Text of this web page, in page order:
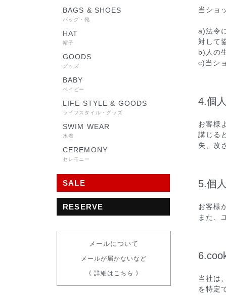
当ショ
a)法令
対して
b)人の
c)当シ
4.個
お客様
講じる
失、改
5.個
お客様
また、
当社は
を特定
BAGS & SHOES
バッグ・靴
HAT
帽子
GOODS
グッズ
BABY
ベイビー
LIFE STYLE & GOODS
ライフスタイル・グッズ
SWIM WEAR
水着
CEREMONY
セレモニー
SALE
RESERVE
メールについて
メールが届かないなど
《 詳細はこちら 》